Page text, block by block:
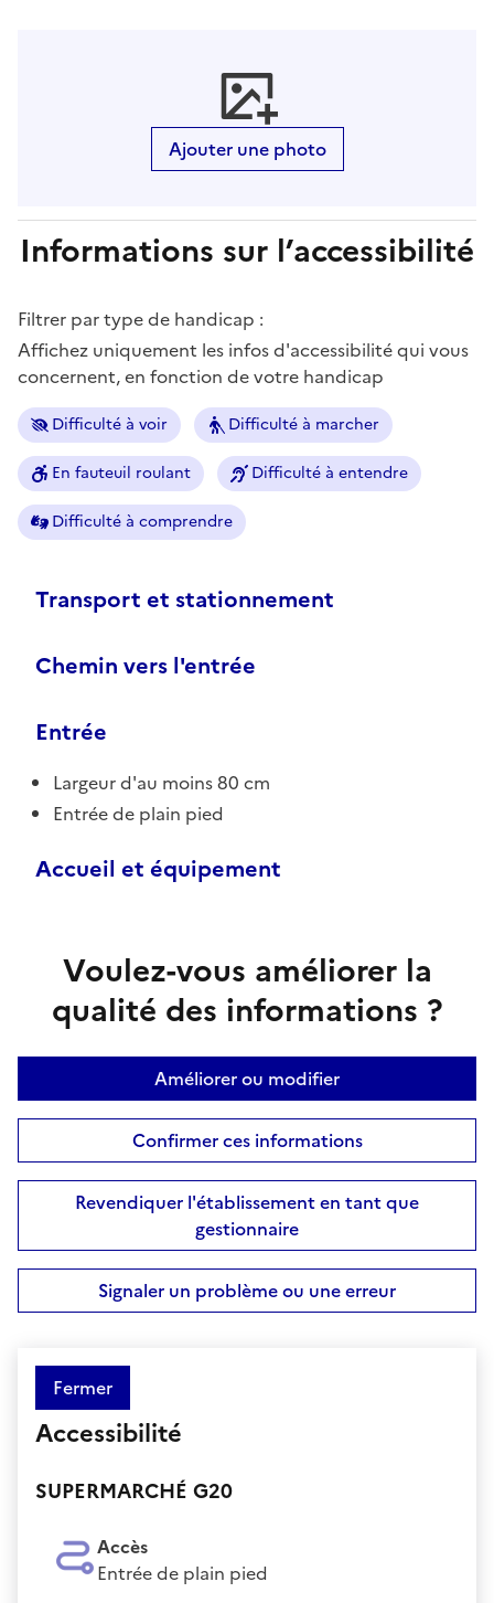
Ajouter une photo
Informations sur l’accessibilité
Filtrer par type de handicap :
Affichez uniquement les infos d'accessibilité qui vous
concernent, en fonction de votre handicap
Difficulté à voir Difficulté à marcher
En fauteuil roulant Difficulté à entendre
Difficulté à comprendre
Transport et stationnement
Chemin vers l'entrée
Entrée
Largeur d'au moins 80 cm
Entrée de plain pied
Accueil et équipement
Voulez-vous améliorer la
qualité des informations ?
Améliorer ou modifier
Confirmer ces informations
Revendiquer l'établissement en tant que
gestionnaire
Signaler un problème ou une erreur
Fermer
Accessibilité
SUPERMARCHÉ G20
Accès
Entrée de plain pied